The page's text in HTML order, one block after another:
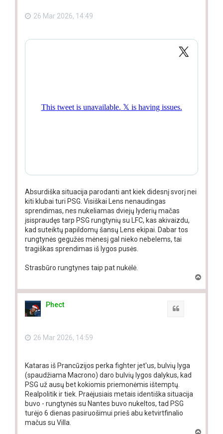
26 Mar 2026, 14:49
Absurdiška situacija parodanti ant kiek didesnį svorį nei
kiti klubai turi PSG. Visiškai Lens nenaudingas
sprendimas, nes nukeliamas dviejų lyderių mačas
įsispraudęs tarp PSG rungtynių su LFC, kas akivaizdu,
kad suteiktų papildomų šansų Lens ekipai. Dabar tos
rungtynės gegužės mėnesį gal nieko nebelems, tai
tragiškas sprendimas iš lygos pusės.
Strasbūro rungtynes taip pat nukėlė.
p
Phect
26 Mar 2026, 14:59
Kataras iš Prancūzijos perka fighter jet'us, bulvių lyga
(spaudžiama Macrono) daro bulvių lygos dalykus, kad
PSG už ausų bet kokiomis priemonėmis ištemptų.
Realpolitik ir tiek. Praėjusiais metais identiška situacija
buvo - rungtynės su Nantes buvo nukeltos, tad PSG
turėjo 6 dienas pasiruošimui prieš abu ketvirtfinalio
mačus su Villa.